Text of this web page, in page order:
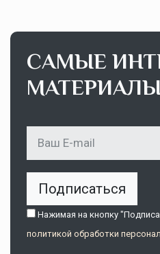
САМЫЕ
Подписаться
Нажимая на кнопку
политикой обработки